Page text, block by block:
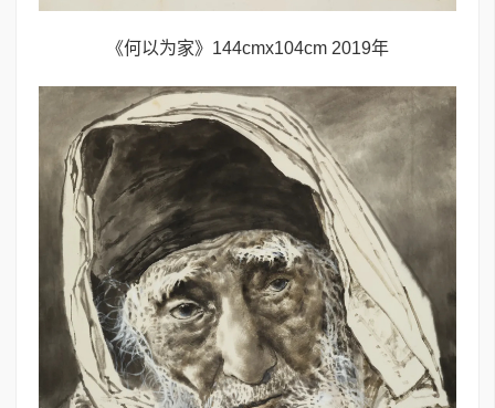
《何以为家》144cmx104cm 2019年